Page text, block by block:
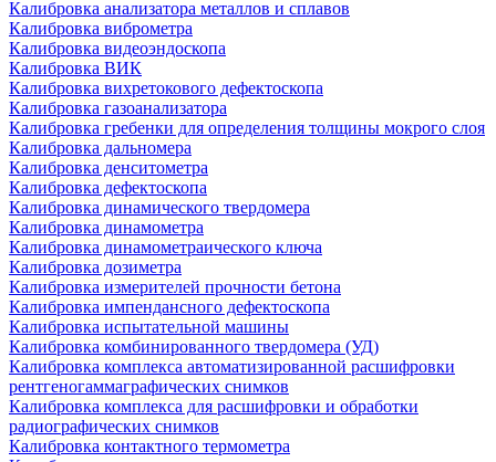
Калибровка анализатора металлов и сплавов
Калибровка виброметра
Калибровка видеоэндоскопа
Калибровка ВИК
Калибровка вихретокового дефектоскопа
Калибровка газоанализатора
Калибровка гребенки для определения толщины мокрого слоя
Калибровка дальномера
Калибровка денситометра
Калибровка дефектоскопа
Калибровка динамического твердомера
Калибровка динамометра
Калибровка динамометраического ключа
Калибровка дозиметра
Калибровка измерителей прочности бетона
Калибровка импендансного дефектоскопа
Калибровка испытательной машины
Калибровка комбинированного твердомера (УД)
Калибровка комплекса автоматизированной расшифровки
рентгеногаммаграфических снимков
Калибровка комплекса для расшифровки и обработки
радиографических снимков
Калибровка контактного термометра